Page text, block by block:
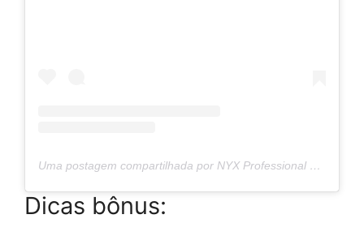
Uma postagem compartilhada por NYX Professional Makeup BG (@nyxcosmetics_bg)
Dicas bônus: